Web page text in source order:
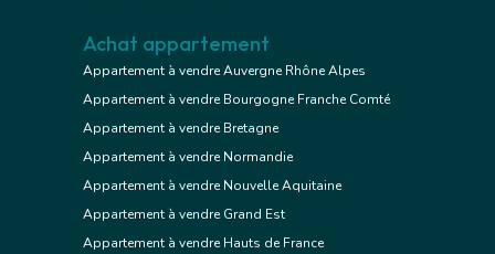
Achat appartement
Appartement à vendre Auvergne Rhône Alpes
Appartement à vendre Bourgogne Franche Comté
Appartement à vendre Bretagne
Appartement à vendre Normandie
Appartement à vendre Nouvelle Aquitaine
Appartement à vendre Grand Est
Appartement à vendre Hauts de France